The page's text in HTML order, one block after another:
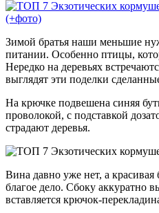
Зимой братья наши меньшие
питании. Особенно птицы,
Нередко на деревьях
выглядят эти поделки
На крючке подвешена синяя
проволокой, с подставкой
страдают деревья.
Вина давно уже нет, а красивая
благое дело. Сбоку аккуратно
вставляется крючок-